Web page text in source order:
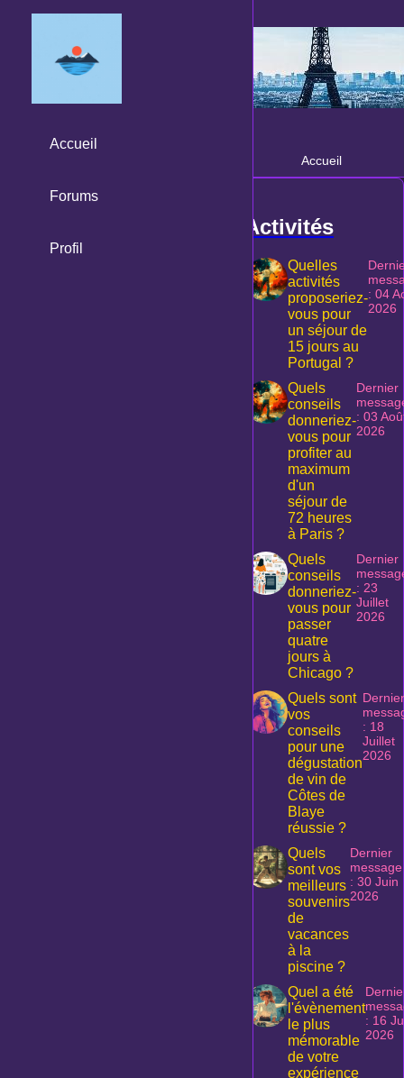
Accueil
Accueil
Forums
Profil
Activités
Quelles
activités
proposeriez-
vous pour
un séjour de
15 jours au
Portugal ?
: 04
2026
Quels
conseils
donneriez-
vous pour
profiter au
maximum
d'un
séjour de
72 heures
à Paris ?
Dernier
: 03
2026
Quels
conseils
donneriez-
vous pour
passer
quatre
jours à
Chicago ?
Dernier
: 23
Juillet
2026
Quels sont
vos
conseils
pour une
dégustation
de vin de
Côtes de
Blaye
réussie ?
Dernier
: 18
Juillet
2026
Quels
sont vos
meilleurs
souvenirs
de
vacances
à la
piscine ?
Dernier
message
: 30 Juin
2026
Quel a été
l'évènement
le plus
mémorable
de votre
expérience
: 16
2026